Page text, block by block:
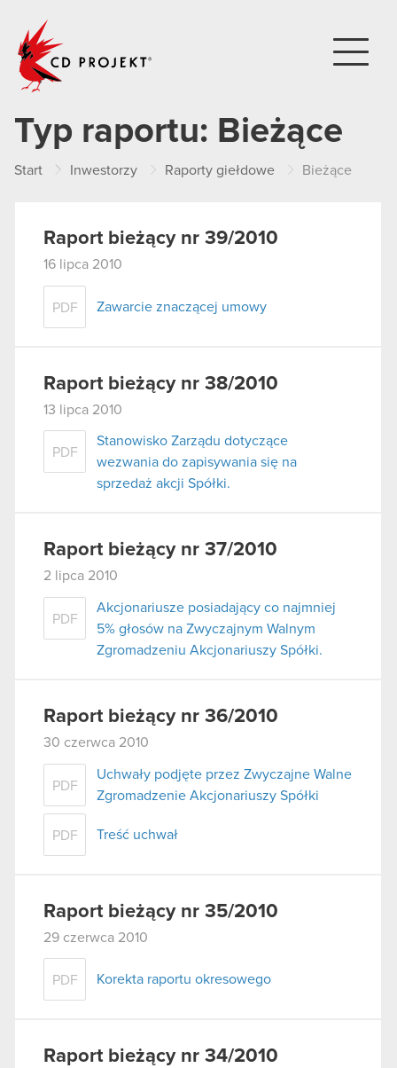
Typ raportu: Bieżące
Start Inwestorzy Raporty giełdowe Bieżące
Raport bieżący nr 39/2010
16 lipca 2010
PDF Zawarcie znaczącej umowy
Raport bieżący nr 38/2010
13 lipca 2010
PDF
Stanowisko Zarządu dotyczące
wezwania do zapisywania się na
sprzedaż akcji Spółki.
Raport bieżący nr 37/2010
2 lipca 2010
PDF
Akcjonariusze posiadający co najmniej
5% głosów na Zwyczajnym Walnym
Zgromadzeniu Akcjonariuszy Spółki.
Raport bieżący nr 36/2010
30 czerwca 2010
PDF
Uchwały podjęte przez Zwyczajne Walne
Zgromadzenie Akcjonariuszy Spółki
PDF Treść uchwał
Raport bieżący nr 35/2010
29 czerwca 2010
PDF Korekta raportu okresowego
Raport bieżący nr 34/2010